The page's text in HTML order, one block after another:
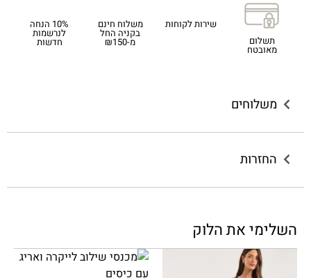
תשלום
מאובטח
שירות לקוחות משלוח חינם
בקניה החל
מ-₪150
10% הנחה
לנרשמות
חדשות
משלוחים
החזרות
השלימי את הלוק